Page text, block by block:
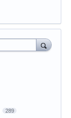
289